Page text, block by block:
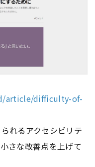
article/difficulty-of-
れるアクセシビリテ
さな改善点を上げて